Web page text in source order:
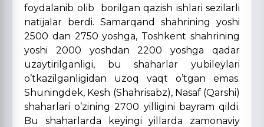
foydalanib olib borilgan qazish ishlari sezilarli
natijalar berdi. Samarqand shahrining yoshi
2500 dan 2750 yoshga, Toshkent shahrining
yoshi 2000 yoshdan 2200 yoshga qadar
uzaytirilganligi, bu shaharlar yubileylari
o’tkazilganligidan uzoq vaqt o’tgan emas.
Shuningdek, Kesh (Shahrisabz), Nasaf (Qarshi)
shaharlari o’zining 2700 yilligini bayram qildi.
Bu shaharlarda keyingi yillarda zamonaviy